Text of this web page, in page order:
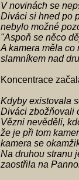
V novinách se
Diváci si hned po
nebylo možné
"Aspoň se něco
A kamera měla co
slamníkem nad
Koncentrace
Kdyby existovala
Diváci zbožňovali
Vězni nevěděli,
že je při tom
kamera se
Na druhou stranu
zaostřila na